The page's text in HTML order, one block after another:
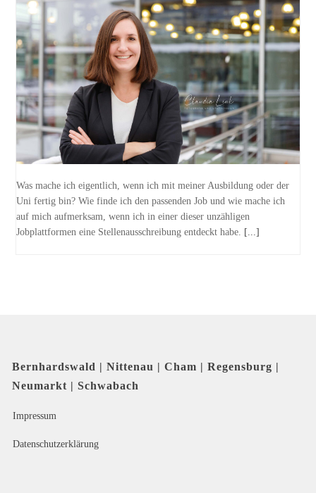
Was mache ich eigentlich, wenn ich mit meiner Ausbildung oder der
Uni fertig bin? Wie finde ich den passenden Job und wie mache ich
auf mich aufmerksam, wenn ich in einer dieser unzähligen
Jobplattformen eine Stellenausschreibung entdeckt habe.
[...]
Bernhardswald | Nittenau | Cham | Regensburg |
Neumarkt | Schwabach
Impressum
Datenschutzerklärung